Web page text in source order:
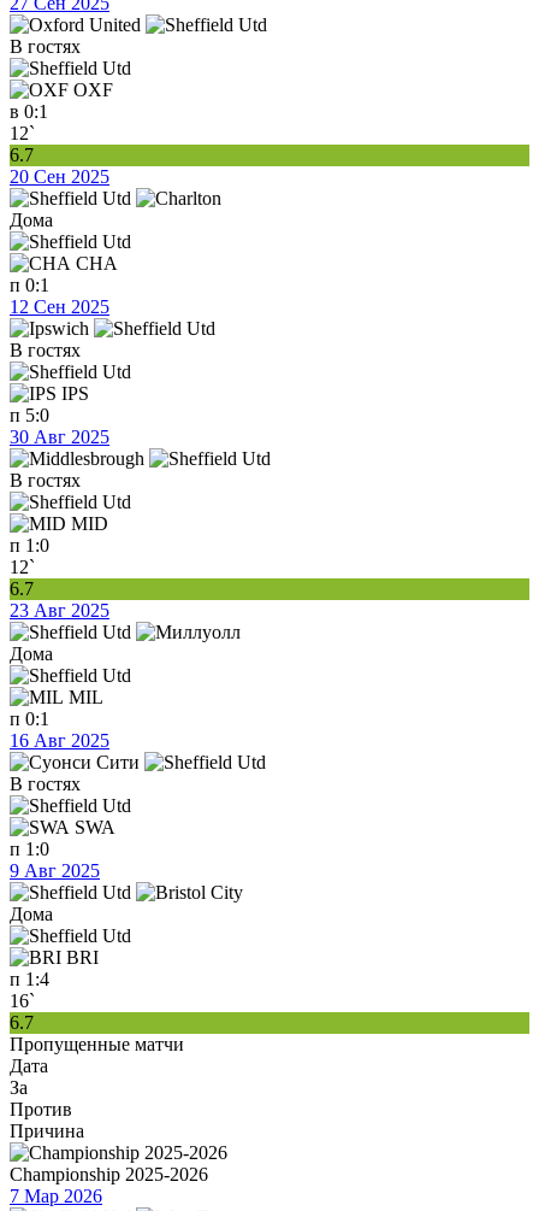
В гостях
OXF
в 0:1
12`
6.7
20 Сен 2025
Дома
CHA
п 0:1
12 Сен 2025
В гостях
IPS
п 5:0
30 Авг 2025
В гостях
MID
п 1:0
12`
6.7
23 Авг 2025
Дома
MIL
п 0:1
16 Авг 2025
В гостях
SWA
п 1:0
9 Авг 2025
Дома
BRI
п 1:4
16`
6.7
Пропущенные матчи
Дата
За
Против
Причина
Championship 2025-2026
7 Мар 2026